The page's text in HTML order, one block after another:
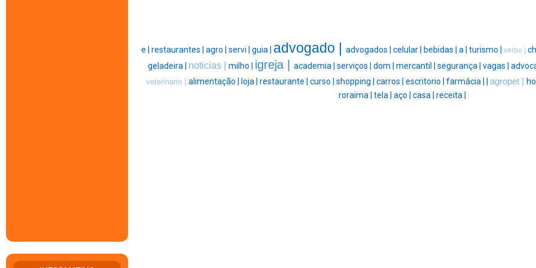
e | restaurantes | agro | servi | guia | advogado | advogados | celular | bebidas | a | turismo | verbo |
geladeira | noticias | milho | igreja | academia | serviços | dom | mercantil | segurança | vagas |
veterinario | alimentação | loja | restaurante | curso | shopping | carros | escritorio | farmácia | agropet |
roraima | tela | aço | casa | receita |